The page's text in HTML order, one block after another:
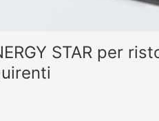
STAR per